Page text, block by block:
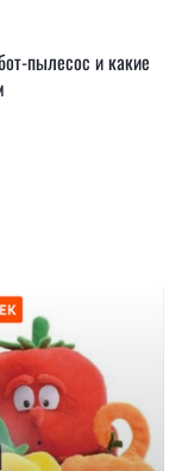
пылесос и какие